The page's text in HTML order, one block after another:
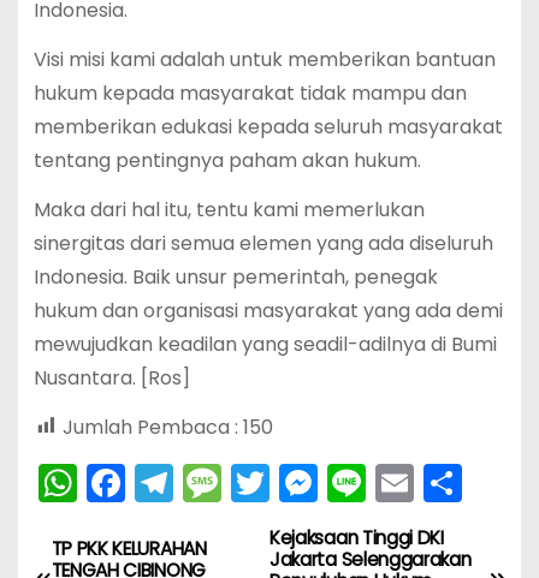
Indonesia.
Visi misi kami adalah untuk memberikan bantuan
hukum kepada masyarakat tidak mampu dan
memberikan edukasi kepada seluruh masyarakat
tentang pentingnya paham akan hukum.
Maka dari hal itu, tentu kami memerlukan
sinergitas dari semua elemen yang ada diseluruh
Indonesia. Baik unsur pemerintah, penegak
hukum dan organisasi masyarakat yang ada demi
mewujudkan keadilan yang seadil-adilnya di Bumi
Nusantara. [Ros]
Jumlah Pembaca : 150
W
h
a
F
a
c
T
el
e
M
e
T
w
itt
M
e
s
Li
n
e
E
m
ai
S
ar
N
Kejaksaan Tinggi DKI
Jakarta Selenggarakan
TP PKK KELURAHAN
TENGAH CIBINONG